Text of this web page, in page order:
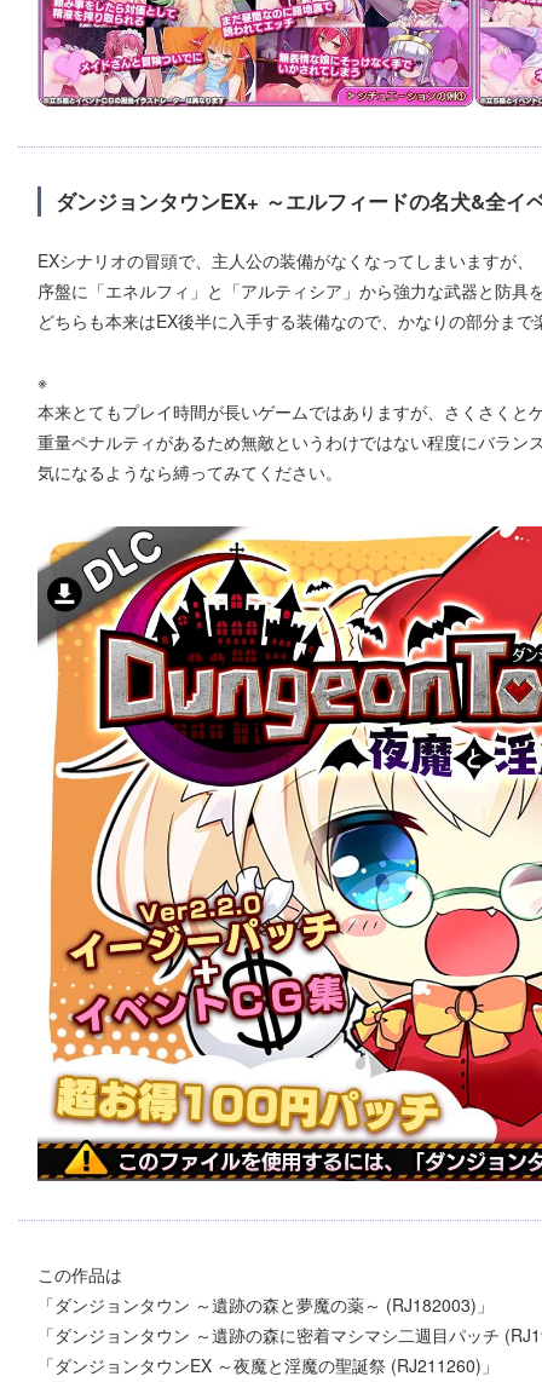
ダンジョンタウンEX+ ～エルフィードの名犬&全イ
EXシナリオの冒頭で、主人公の装備がなくなってしまいますが、
序盤に「エネルフィ」と「アルティシア」から強力な武器と防具
どちらも本来はEX後半に入手する装備なので、かなりの部分ま
※
本来とてもプレイ時間が長いゲームではありますが、さくさくと
重量ペナルティがあるため無敵というわけではない程度にバラン
気になるようなら縛ってみてください。
この作品は
「ダンジョンタウン ～遺跡の森と夢魔の薬～ (RJ182003)」
「ダンジョンタウン ～遺跡の森に密着マシマシ二週目パッチ
「ダンジョンタウンEX ～夜魔と淫魔の聖誕祭 (RJ211260)」